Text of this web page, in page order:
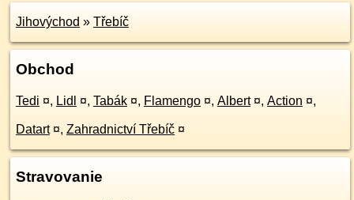
Jihovýchod » Třebíč
Obchod
Tedi ¤, Lidl ¤, Tabák ¤, Flamengo ¤, Albert ¤, Action ¤,
Datart ¤, Zahradnictví Třebíč ¤
Stravovanie